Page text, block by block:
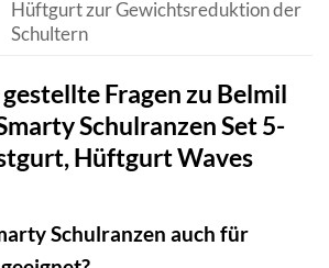
Hüftgurt zur Gewichtsreduktion der
Schultern
Fragen zu Belmil
Schulranzen Set 5-
Hüftgurt Waves
Schulranzen auch für